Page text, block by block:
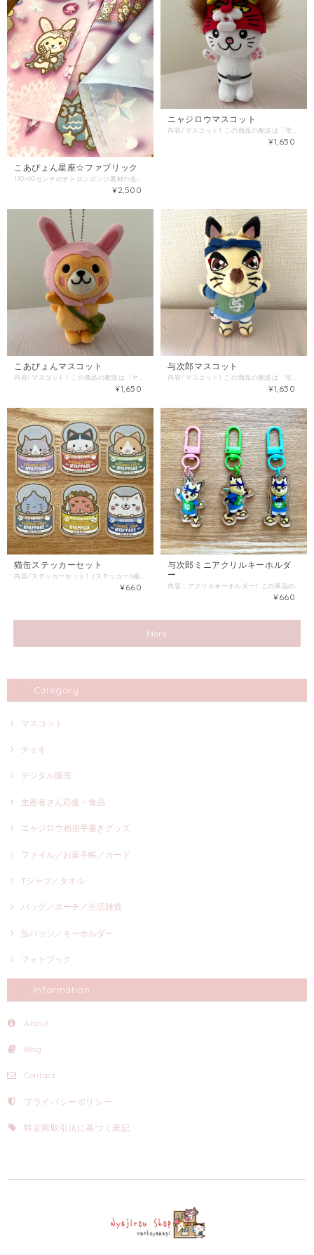
こあぴょん星座☆ファブリック
180×60センチのテトロンポンジ素材の生地です。 スカートにするには2〜3枚がおすすめです。 カーテンクリップでカフェカーテンにも。 内容：布1（テトロンポンジ：ポリエステル100％） この商品の配送は「こねこ便/ネコポス/レターパックライト」をご選択ください。 同梱商品がある場合は、そちらの配送方法を確認し「金額が上の方」をご選択ください。
¥2,500
ニャジロウマスコット
¥1,650
こあぴょんマスコット
内容/マスコット1 この商品の配送は「ヤマト宅配便」をご選択ください。 同梱商品がある場合は、そちらの配送方法を確認し「金額が上の方」をご選択ください。
¥1,650
与次郎マスコット
内容/マスコット1 この商品の配送は「宅配便」をご選択ください。 同梱商品がある場合は、そちらの配送方法を確認し「金額が上の方」をご選択ください。
¥1,650
猫缶ステッカーセット
内容/ステッカーセット1（ステッカー6種） この商品の配送は「普通郵便」をご選択ください。 同梱商品がある場合は、そちらの配送方法を確認し「金額が上の方」をご選択ください。
¥660
与次郎ミニアクリルキーホルダ
ー
内容：アクリルキーホルダー1 この商品の配送は「スマートレター」をご選択ください。 同梱商品がある場合は、そちらの配送方法を確認し「金額が上の方」をご選択ください。
¥660
More
Category
マスコット
チェキ
デジタル販売
生産者さん応援・食品
ニャジロウ画伯手書きグッズ
ファイル／お薬手帳／カード
Tシャツ／タオル
バッグ／ポーチ／生活雑貨
缶バッジ／キーホルダー
フォトブック
Information
About
Blog
Contact
プライバシーポリシー
特定商取引法に基づく表記